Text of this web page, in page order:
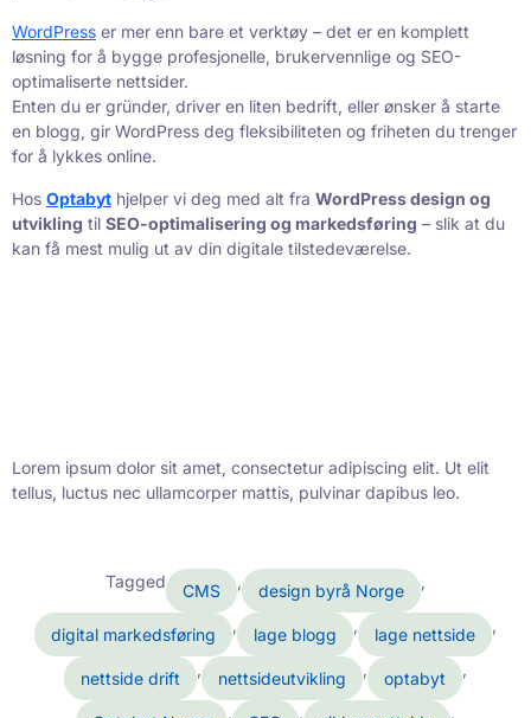
WordPress er mer enn bare et verktøy – det er en komplett
løsning for å bygge profesjonelle, brukervennlige og SEO-
optimaliserte nettsider.
Enten du er gründer, driver en liten bedrift, eller ønsker å starte
en blogg, gir WordPress deg fleksibiliteten og friheten du trenger
for å lykkes online.
Hos Optabyt hjelper vi deg med alt fra WordPress design og
utvikling til SEO-optimalisering og markedsføring – slik at du
kan få mest mulig ut av din digitale tilstedeværelse.
Lorem ipsum dolor sit amet, consectetur adipiscing elit. Ut elit
tellus, luctus nec ullamcorper mattis, pulvinar dapibus leo.
Tagged CMS , design byrå Norge ,
digital markedsføring , lage blogg , lage nettside ,
nettside drift , nettsideutvikling , optabyt ,
, , ,